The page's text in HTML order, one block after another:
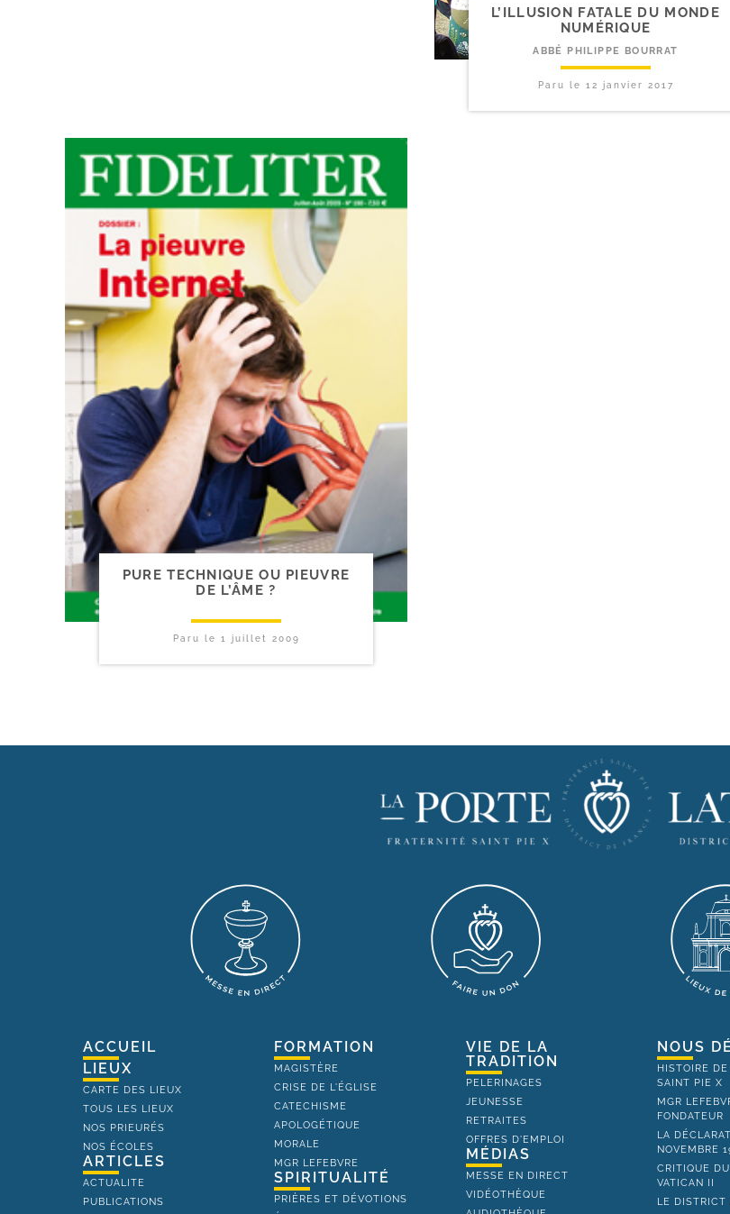
L’ILLUSION FATALE DU MONDE
NUMÉRIQUE
ABBÉ PHILIPPE BOURRAT
Paru le 12 janvier 2017
PURE TECHNIQUE OU PIEUVRE
DE L’ÂME ?
Paru le 1 juillet 2009
ACCUEIL
LIEUX
CARTE DES LIEUX
TOUS LES LIEUX
NOS PRIEURÉS
NOS ÉCOLES
ARTICLES
ACTUALITE
PUBLICATIONS
FORMATION
MAGISTÈRE
CRISE DE L'ÉGLISE
CATECHISME
APOLOGÉTIQUE
MORALE
MGR LEFEBVRE
SPIRITUALITÉ
PRIÈRES ET DÉVOTIONS
VIE DE LA
TRADITION
PELERINAGES
JEUNESSE
RETRAITES
OFFRES D'EMPLOI
MÉDIAS
MESSE EN DIRECT
VIDÉOTHÈQUE
NOUS
HISTOIRE
SAINT PIE X
MGR
FONDATEUR
LA
NOVEMBRE
CRITIQUE
VATICAN II
LE DISTRICT